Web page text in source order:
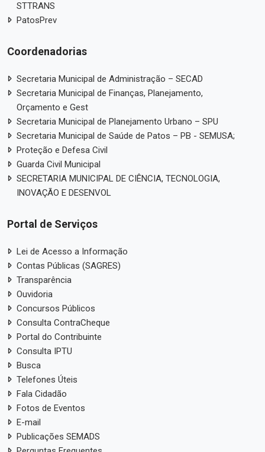
STTRANS
PatosPrev
Coordenadorias
Secretaria Municipal de Administração – SECAD
Secretaria Municipal de Finanças, Planejamento,
Orçamento e Gest
Secretaria Municipal de Planejamento Urbano – SPU
Secretaria Municipal de Saúde de Patos – PB - SEMUSA;
Proteção e Defesa Civil
Guarda Civil Municipal
SECRETARIA MUNICIPAL DE CIÊNCIA, TECNOLOGIA,
INOVAÇÃO E DESENVOL
Portal de Serviços
Lei de Acesso a Informação
Contas Públicas (SAGRES)
Transparência
Ouvidoria
Concursos Públicos
Consulta ContraCheque
Portal do Contribuinte
Consulta IPTU
Busca
Telefones Úteis
Fala Cidadão
Fotos de Eventos
E-mail
Publicações SEMADS